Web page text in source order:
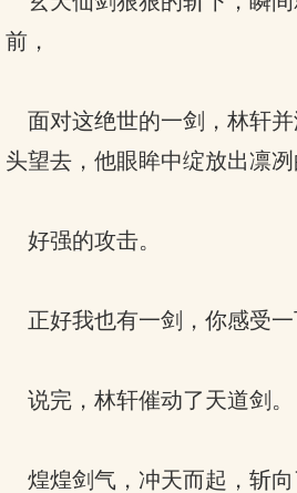
前，
面对这绝世的一剑，林轩
头望去，他眼眸中绽放出凛冽
好强的攻击。
正好我也有一剑，你感受一
说完，林轩催动了天道剑。
煌煌剑气，冲天而起，斩向